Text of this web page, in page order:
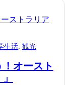
生活, 観光
！オースト